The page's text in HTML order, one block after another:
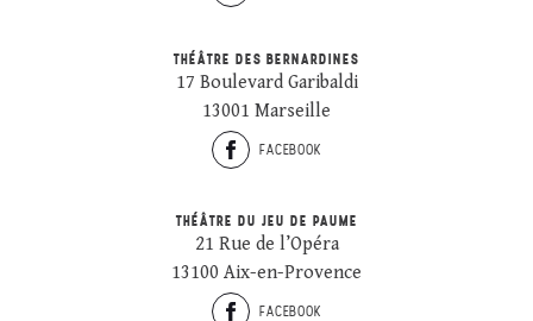
THÉÂTRE DES BERNARDINES
17 Boulevard Garibaldi
13001 Marseille
FACEBOOK
THÉÂTRE DU JEU DE PAUME
21 Rue de l’Opéra
13100 Aix-en-Provence
FACEBOOK